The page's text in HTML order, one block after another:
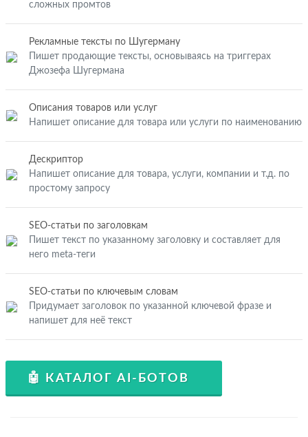
сложных промтов
Рекламные тексты по Шугерману
Пишет продающие тексты, основываясь на триггерах
Джозефа Шугермана
Описания товаров или услуг
Напишет описание для товара или услуги по наименованию
Дескриптор
Напишет описание для товара, услуги, компании и т.д. по
простому запросу
SEO-статьи по заголовкам
Пишет текст по указанному заголовку и составляет для
него meta-теги
SEO-статьи по ключевым словам
Придумает заголовок по указанной ключевой фразе и
напишет для неё текст
🤖 КАТАЛОГ AI-БОТОВ